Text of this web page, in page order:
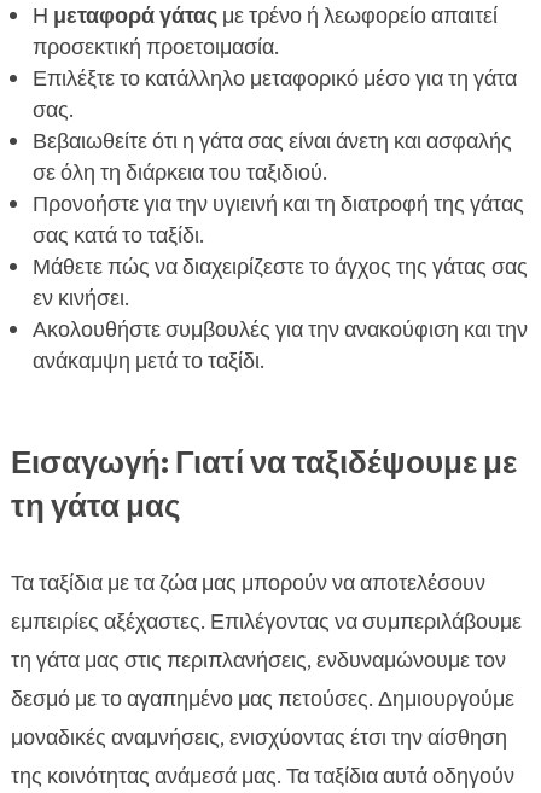
 Συμπεριφορά της γάτας και πώς να την ελέγχετε
 Προτάσεις επιβίβασης και αποβίβασης
Μετά το ταξίδι: Ανάκαμψη και ξεκούραση
 FAQ
Η μεταφορά γάταςμε τρένο ή λεωφορείο απαιτεί
προσεκτική προετοιμασία.
Επιλέξτε το κατάλληλο μεταφορικό μέσο για τη γάτα
σας.
Βεβαιωθείτε ότι η γάτα σας είναι άνετη και ασφαλής
σε όλη τη διάρκεια του ταξιδιού.
Προνοήστε για την υγιεινή και τη διατροφή της γάτας
σας κατά το ταξίδι.
Μάθετε πώς να διαχειρίζεστε το άγχος της γάτας σας
εν κινήσει.
Ακολουθήστε συμβουλές για την ανακούφιση και την
ανάκαμψη μετά το ταξίδι.
Εισαγωγή: Γιατί να ταξιδέψουμε με
τη γάτα μας
Τα ταξίδια με τα ζώα μας μπορούν να αποτελέσουν
εμπειρίες αξέχαστες. Επιλέγοντας να συμπεριλάβουμε
τη γάτα μας στις περιπλανήσεις, ενδυναμώνουμε τον
δεσμό με το αγαπημένο μας πετούσες. Δημιουργούμε
μοναδικές αναμνήσεις, ενισχύοντας έτσι την αίσθηση
της κοινότητας ανάμεσά μας. Τα ταξίδια αυτά οδηγούν